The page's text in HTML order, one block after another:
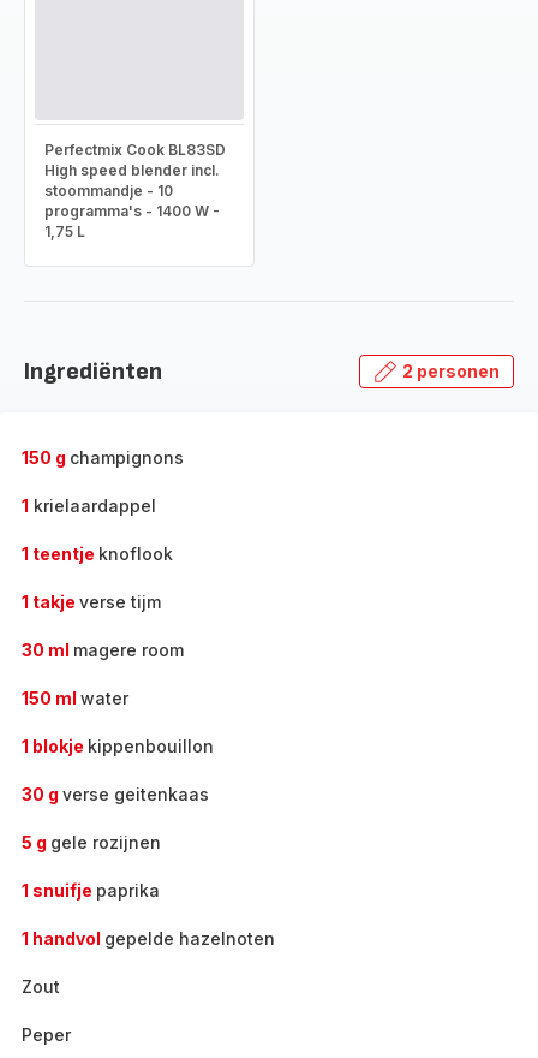
Perfectmix Cook BL83SD
High speed blender incl.
stoommandje - 10
programma's - 1400 W -
1,75 L
Ingrediënten 2 personen
150 g champignons
1 krielaardappel
1 teentje knoflook
1 takje verse tijm
30 ml magere room
150 ml water
1 blokje kippenbouillon
30 g verse geitenkaas
5 g gele rozijnen
1 snuifje paprika
1 handvol gepelde hazelnoten
Zout
Peper